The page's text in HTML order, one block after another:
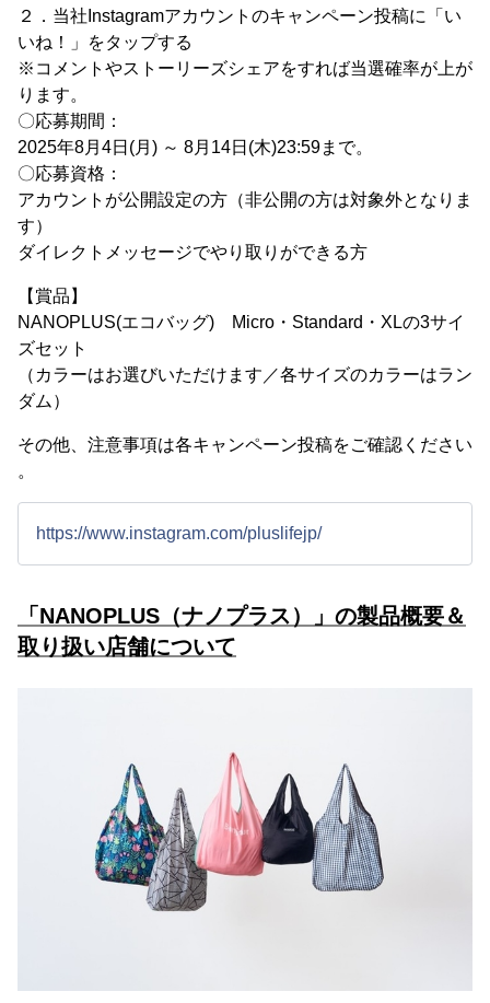
２．当社Instagramアカウントのキャンペーン投稿に「い
いね！」をタップする
※コメントやストーリーズシェアをすれば当選確率が上が
ります。
〇応募期間：
2025年8月4日(月) ～ 8月14日(木)23:59まで。
〇応募資格：
アカウントが公開設定の方（非公開の方は対象外となりま
す）
ダイレクトメッセージでやり取りができる方
【賞品】
NANOPLUS(エコバッグ) Micro・Standard・XLの3サイ
ズセット
（カラーはお選びいただけます／各サイズのカラーはラン
ダム）
その他、注意事項は各キャンペーン投稿をご確認ください
。
https://www.instagram.com/pluslifejp/
「NANOPLUS（ナノプラス）」の製品概要＆
取り扱い店舗について